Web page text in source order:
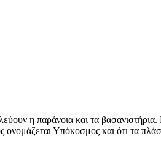
η παράνοια και τα
ονομάζεται Υπόκοσμος και ότι τα